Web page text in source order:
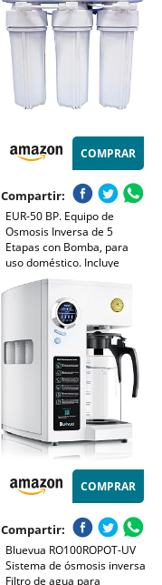
COMPRAR
Compartir:
EUR-50 BP. Equipo de
Osmosis Inversa de 5
Etapas con Bomba, para
uso doméstico. Incluye
filtro, membrana y
postfiltro. Obtenga agua de
mineralización débil y con
un ultra bajo rechazo.
Bbagua.
COMPRAR
Compartir:
Bluevua RO100ROPOT-UV
Sistema de ósmosis inversa
Filtro de agua para